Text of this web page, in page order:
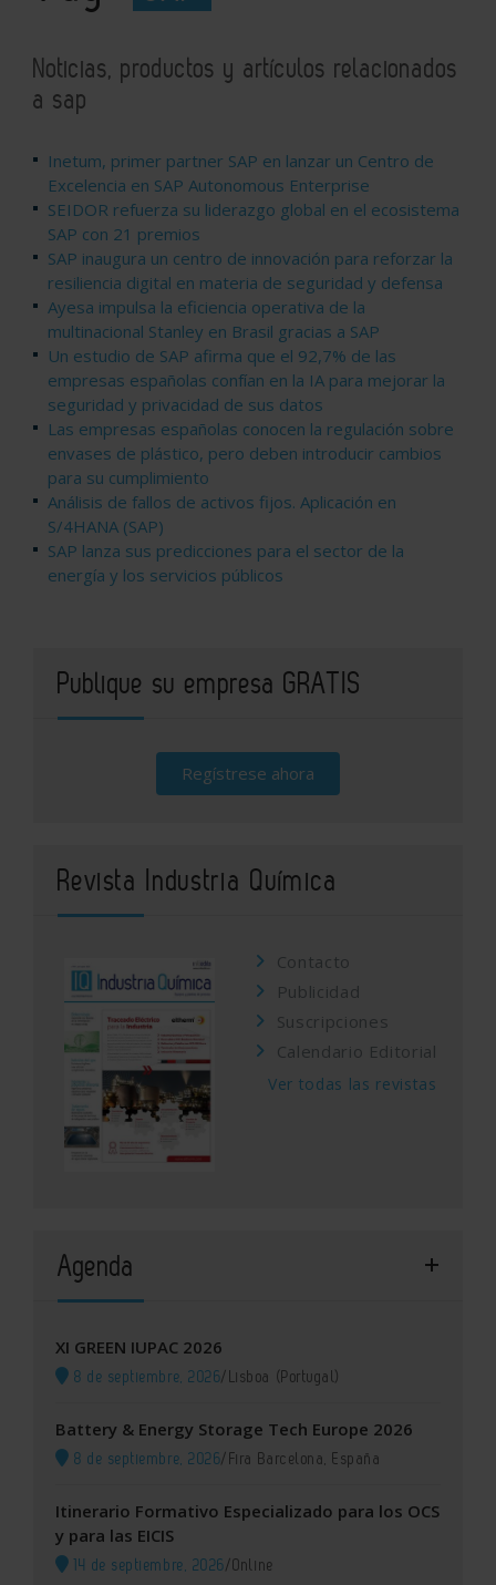
Noticias, productos y artículos relacionados
a sap
Inetum, primer partner SAP en lanzar un Centro de
Excelencia en SAP Autonomous Enterprise
SEIDOR refuerza su liderazgo global en el ecosistema
SAP con 21 premios
SAP inaugura un centro de innovación para reforzar la
resiliencia digital en materia de seguridad y defensa
Ayesa impulsa la eficiencia operativa de la
multinacional Stanley en Brasil gracias a SAP
Un estudio de SAP afirma que el 92,7% de las
empresas españolas confían en la IA para mejorar la
seguridad y privacidad de sus datos
Las empresas españolas conocen la regulación sobre
envases de plástico, pero deben introducir cambios
para su cumplimiento
Análisis de fallos de activos fijos. Aplicación en
S/4HANA (SAP)
SAP lanza sus predicciones para el sector de la
energía y los servicios públicos
Publique su empresa GRATIS
Regístrese ahora
Revista Industria Química
Contacto
Publicidad
Suscripciones
Calendario Editorial
Ver todas las revistas
Agenda
XI GREEN IUPAC 2026
8 de septiembre, 2026/Lisboa (Portugal)
Battery & Energy Storage Tech Europe 2026
8 de septiembre, 2026/Fira Barcelona, España
Itinerario Formativo Especializado para los OCS
y para las EICIS
14 de septiembre, 2026/Online